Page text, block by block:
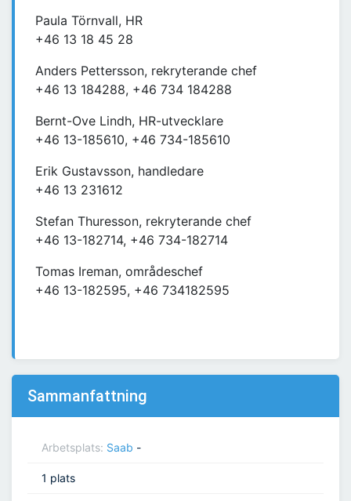
Paula Törnvall, HR
+46 13 18 45 28
Anders Pettersson, rekryterande chef
+46 13 184288, +46 734 184288
Bernt-Ove Lindh, HR-utvecklare
+46 13-185610, +46 734-185610
Erik Gustavsson, handledare
+46 13 231612
Stefan Thuresson, rekryterande chef
+46 13-182714, +46 734-182714
Tomas Ireman, områdeschef
+46 13-182595, +46 734182595
Sammanfattning
Arbetsplats: Saab -
1 plats